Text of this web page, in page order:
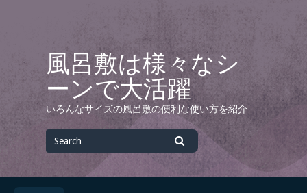
風呂敷は様々なシ
ーンで大活躍
いろんなサイズの風呂敷の便利な使い方を紹介
for
Search